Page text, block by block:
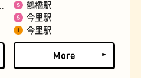
鶴橋駅
今里駅
今里駅